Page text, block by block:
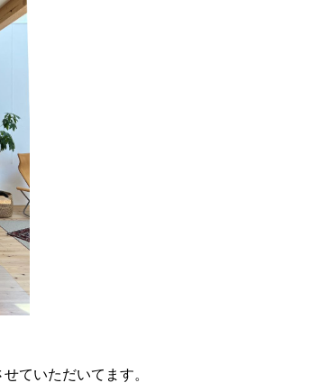
ていただいてます。